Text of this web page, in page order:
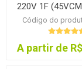
220V 1F
Código do
A partir de